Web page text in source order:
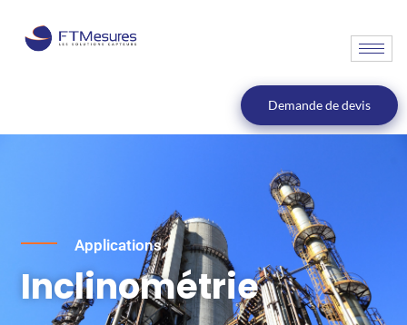
Demande de devis
Applications
Inclinométrie